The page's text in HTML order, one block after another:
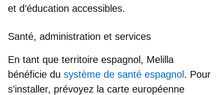
et d’éducation accessibles.
Santé, administration et services
En tant que territoire espagnol, Melilla
bénéficie du système de santé espagnol . Pour
s’installer, prévoyez la carte européenne